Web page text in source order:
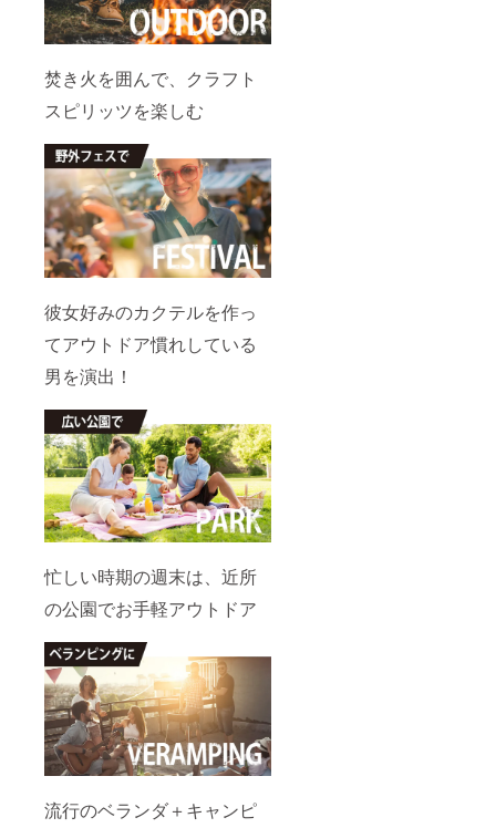
焚き火を囲んで、クラフト
スピリッツを楽しむ
彼女好みのカクテルを作っ
てアウトドア慣れしている
男を演出！
忙しい時期の週末は、近所
の公園でお手軽アウトドア
流行のベランダ＋キャンピ